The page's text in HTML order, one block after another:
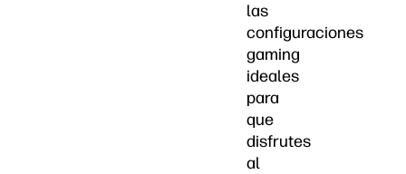
las
configuraciones
gaming
ideales
para
que
disfrutes
al